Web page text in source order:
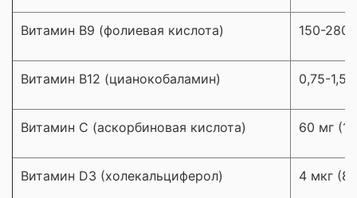
Витамин В9 (фолиевая кислота) 150-280
Витамин В12 (цианокобаламин) 0,75-
Витамин С (аскорбиновая кислота) 60 мг
Витамин D3 (холекальциферол) 4 мкг